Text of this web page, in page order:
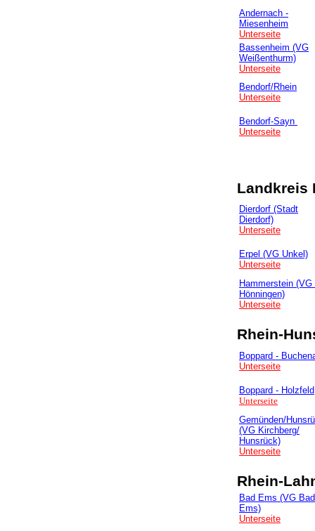
Andernach -
Miesenheim
Unterseite
Bassenheim (VG
Weißenthurm)
Unterseite
Bendorf/Rhein
Unterseite
Bendorf-Sayn
Unterseite
Dierdorf (Stadt
Dierdorf)
Unterseite
Erpel (VG Unkel)
Unterseite
Hammerstein (VG
Hönningen)
Unterseite
Rhein-
Boppard -
Unterseite
Boppard - Holzfeld
Unterseite
Gemünden/
(VG Kirchberg/
Hunsrück)
Unterseite
Rhein-
Bad Ems (VG Bad
Ems)
Unterseite